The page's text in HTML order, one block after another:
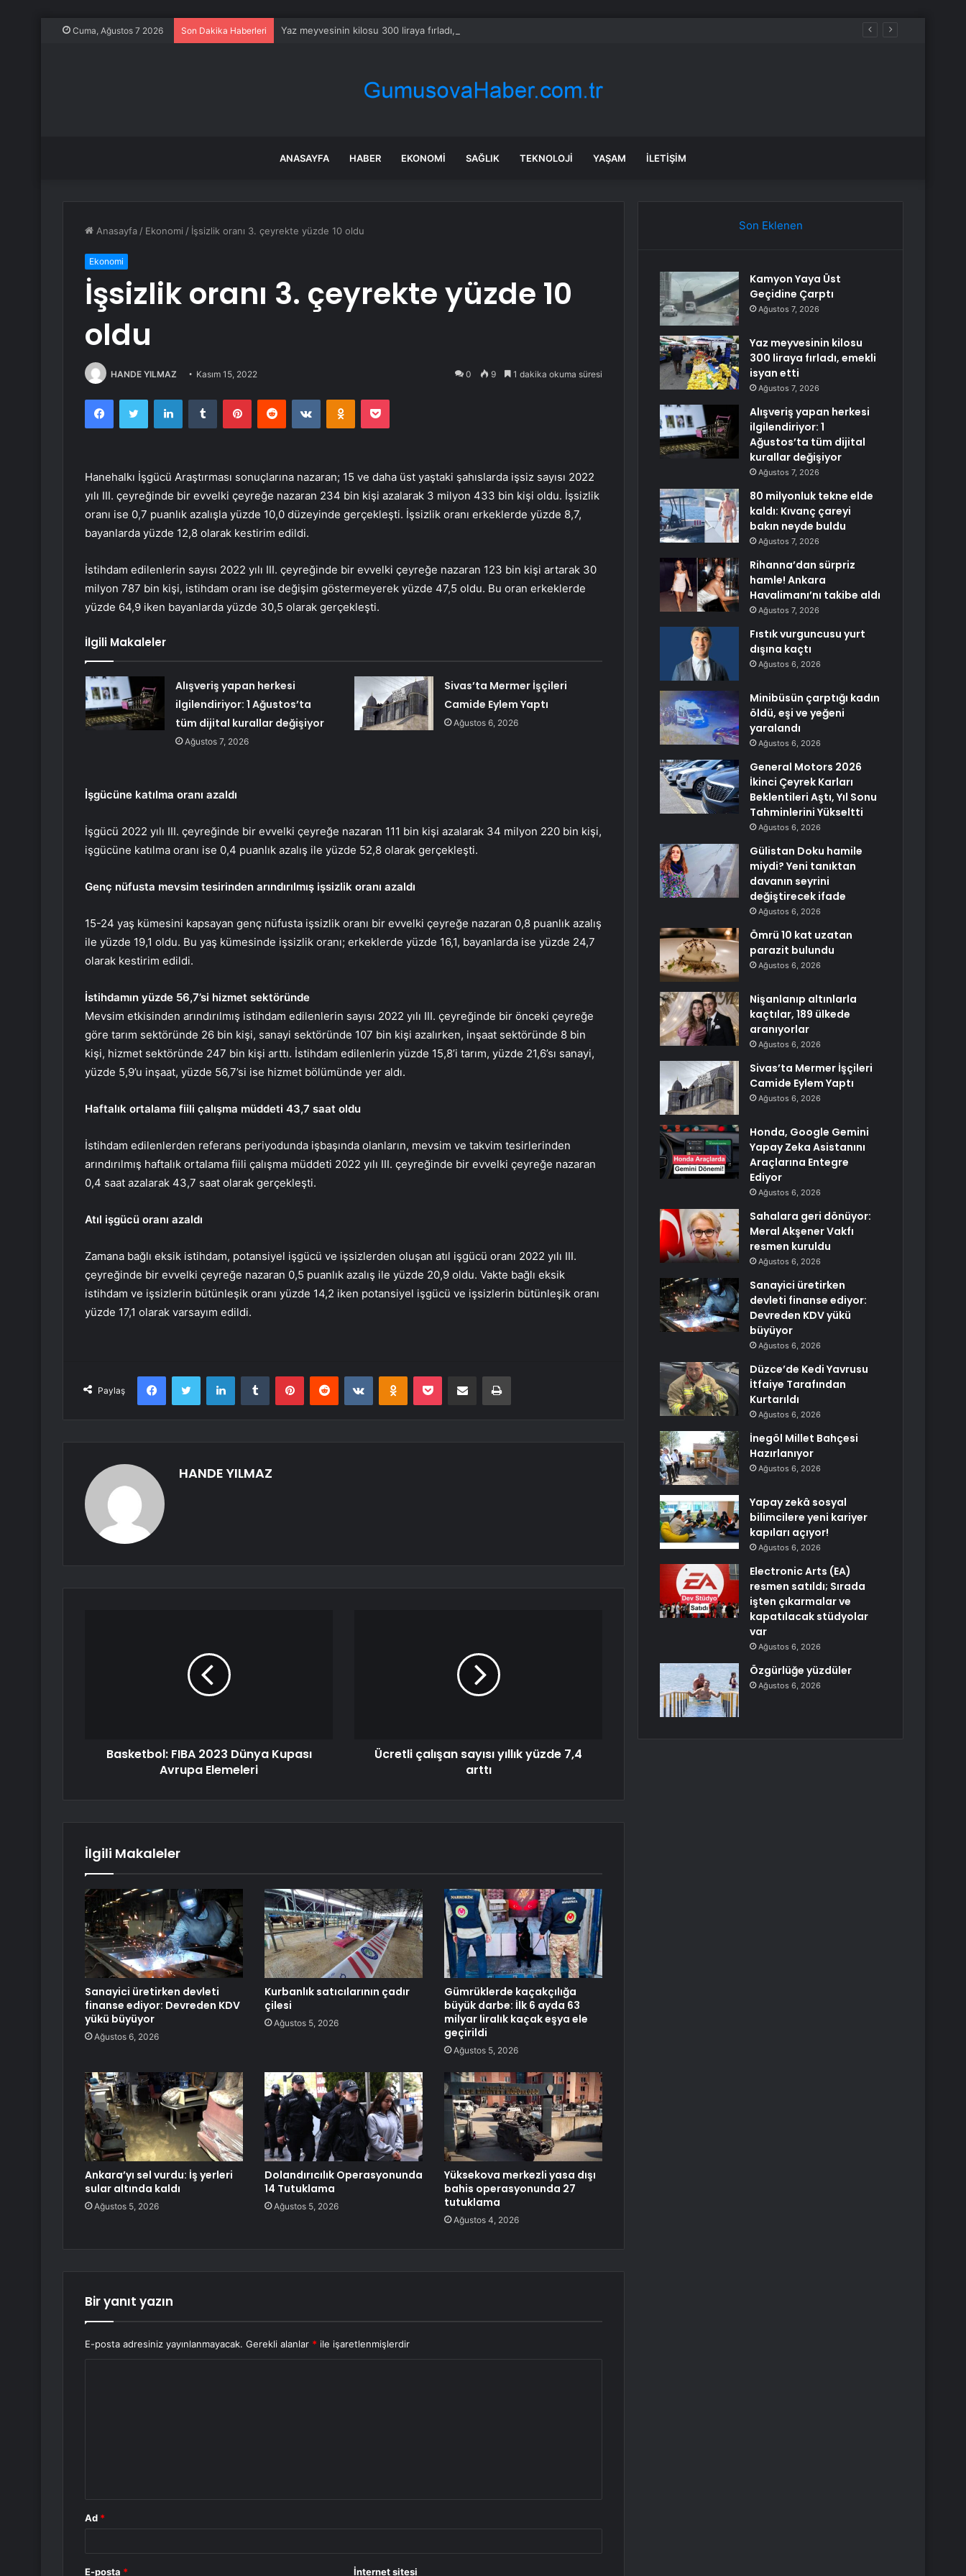
Cuma, Ağustos 7 2026 Son Dakika Haberleri Yaz meyvesinin kilosu 300 liraya fırladı, emekli isyan etti
ANASAYFA HABER EKONOMI SAĞLIK TEKNOLOJI YAŞAM İLETIŞIM
Anasayfa / Ekonomi / İşsizlik oranı 3. çeyrekte yüzde 10 oldu
Ekonomi
İşsizlik oranı 3. çeyrekte yüzde 10
oldu
HANDE YILMAZ Kasım 15, 2022 0 9 1 dakika okuma süresi
FacebookTwitter LinkedInTumblr PinterestReddit VKontakteOdnoklassniki
Pocket
Hanehalkı İşgücü Araştırması sonuçlarına nazaran; 15 ve daha üst yaştaki şahıslarda işsiz sayısı 2022
yılı III. çeyreğinde bir evvelki çeyreğe nazaran 234 bin kişi azalarak 3 milyon 433 bin kişi oldu. İşsizlik
oranı ise 0,7 puanlık azalışla yüzde 10,0 düzeyinde gerçekleşti. İşsizlik oranı erkeklerde yüzde 8,7,
bayanlarda yüzde 12,8 olarak kestirim edildi.
İstihdam edilenlerin sayısı 2022 yılı III. çeyreğinde bir evvelki çeyreğe nazaran 123 bin kişi artarak 30
milyon 787 bin kişi, istihdam oranı ise değişim göstermeyerek yüzde 47,5 oldu. Bu oran erkeklerde
yüzde 64,9 iken bayanlarda yüzde 30,5 olarak gerçekleşti.
İlgili Makaleler
Alışveriş yapan herkesi
ilgilendiriyor: 1 Ağustos’ta
tüm dijital kurallar değişiyor
Ağustos 7, 2026
Sivas’ta Mermer İşçileri
Camide Eylem Yaptı
Ağustos 6, 2026
İşgücüne katılma oranı azaldı
İşgücü 2022 yılı III. çeyreğinde bir evvelki çeyreğe nazaran 111 bin kişi azalarak 34 milyon 220 bin kişi,
işgücüne katılma oranı ise 0,4 puanlık azalış ile yüzde 52,8 olarak gerçekleşti.
Genç nüfusta mevsim tesirinden arındırılmış işsizlik oranı azaldı
15-24 yaş kümesini kapsayan genç nüfusta işsizlik oranı bir evvelki çeyreğe nazaran 0,8 puanlık azalış
ile yüzde 19,1 oldu. Bu yaş kümesinde işsizlik oranı; erkeklerde yüzde 16,1, bayanlarda ise yüzde 24,7
olarak kestirim edildi.
İstihdamın yüzde 56,7’si hizmet sektöründe
Mevsim etkisinden arındırılmış istihdam edilenlerin sayısı 2022 yılı III. çeyreğinde bir önceki çeyreğe
göre tarım sektöründe 26 bin kişi, sanayi sektöründe 107 bin kişi azalırken, inşaat sektöründe 8 bin
kişi, hizmet sektöründe 247 bin kişi arttı. İstihdam edilenlerin yüzde 15,8’i tarım, yüzde 21,6’sı sanayi,
yüzde 5,9’u inşaat, yüzde 56,7’si ise hizmet bölümünde yer aldı.
Haftalık ortalama fiili çalışma müddeti 43,7 saat oldu
İstihdam edilenlerden referans periyodunda işbaşında olanların, mevsim ve takvim tesirlerinden
arındırılmış haftalık ortalama fiili çalışma müddeti 2022 yılı III. çeyreğinde bir evvelki çeyreğe nazaran
0,4 saat azalarak 43,7 saat olarak gerçekleşti.
Atıl işgücü oranı azaldı
Zamana bağlı eksik istihdam, potansiyel işgücü ve işsizlerden oluşan atıl işgücü oranı 2022 yılı III.
çeyreğinde bir evvelki çeyreğe nazaran 0,5 puanlık azalış ile yüzde 20,9 oldu. Vakte bağlı eksik
istihdam ve işsizlerin bütünleşik oranı yüzde 14,2 iken potansiyel işgücü ve işsizlerin bütünleşik oranı
yüzde 17,1 olarak varsayım edildi.
Paylaş
FacebookTwitter LinkedInTumblr PinterestReddit VKontakteOdnoklassniki
Pocket E-Posta ile paylaş Yazdır
HANDE YILMAZ
Basketbol: FIBA 2023 Dünya Kupası
Avrupa Elemeleri
Ücretli çalışan sayısı yıllık yüzde 7,4
arttı
İlgili Makaleler
Sanayici üretirken devleti
finanse ediyor: Devreden KDV
yükü büyüyor
Ağustos 6, 2026
Kurbanlık satıcılarının çadır
çilesi
Ağustos 5, 2026
Gümrüklerde kaçakçılığa
büyük darbe: İlk 6 ayda 63
milyar liralık kaçak eşya ele
geçirildi
Ağustos 5, 2026
Ankara’yı sel vurdu: İş yerleri
sular altında kaldı
Ağustos 5, 2026
Dolandırıcılık Operasyonunda
14 Tutuklama
Ağustos 5, 2026
Yüksekova merkezli yasa dışı
bahis operasyonunda 27
tutuklama
Ağustos 4, 2026
Bir yanıt yazın
E-posta adresiniz yayınlanmayacak. Gerekli alanlar * ile işaretlenmişlerdir
Ad *
E-posta * İnternet sitesi
Son Eklenen
Kamyon Yaya Üst
Geçidine Çarptı
Ağustos 7, 2026
Yaz meyvesinin kilosu
300 liraya fırladı, emekli
isyan etti
Ağustos 7, 2026
Alışveriş yapan herkesi
ilgilendiriyor: 1
Ağustos’ta tüm dijital
kurallar değişiyor
Ağustos 7, 2026
80 milyonluk tekne elde
kaldı: Kıvanç çareyi
bakın neyde buldu
Ağustos 7, 2026
Rihanna’dan sürpriz
hamle! Ankara
Havalimanı’nı takibe aldı
Ağustos 7, 2026
Fıstık vurguncusu yurt
dışına kaçtı
Ağustos 6, 2026
Minibüsün çarptığı kadın
öldü, eşi ve yeğeni
yaralandı
Ağustos 6, 2026
General Motors 2026
İkinci Çeyrek Karları
Beklentileri Aştı, Yıl Sonu
Tahminlerini Yükseltti
Ağustos 6, 2026
Gülistan Doku hamile
miydi? Yeni tanıktan
davanın seyrini
değiştirecek ifade
Ağustos 6, 2026
Ömrü 10 kat uzatan
parazit bulundu
Ağustos 6, 2026
Nişanlanıp altınlarla
kaçtılar, 189 ülkede
aranıyorlar
Ağustos 6, 2026
Sivas’ta Mermer İşçileri
Camide Eylem Yaptı
Ağustos 6, 2026
Honda, Google Gemini
Yapay Zeka Asistanını
Araçlarına Entegre
Ediyor
Ağustos 6, 2026
Sahalara geri dönüyor:
Meral Akşener Vakfı
resmen kuruldu
Ağustos 6, 2026
Sanayici üretirken
devleti finanse ediyor:
Devreden KDV yükü
büyüyor
Ağustos 6, 2026
Düzce’de Kedi Yavrusu
İtfaiye Tarafından
Kurtarıldı
Ağustos 6, 2026
İnegöl Millet Bahçesi
Hazırlanıyor
Ağustos 6, 2026
Yapay zekâ sosyal
bilimcilere yeni kariyer
kapıları açıyor!
Ağustos 6, 2026
Electronic Arts (EA)
resmen satıldı; Sırada
işten çıkarmalar ve
kapatılacak stüdyolar
var
Ağustos 6, 2026
Özgürlüğe yüzdüler
Ağustos 6, 2026